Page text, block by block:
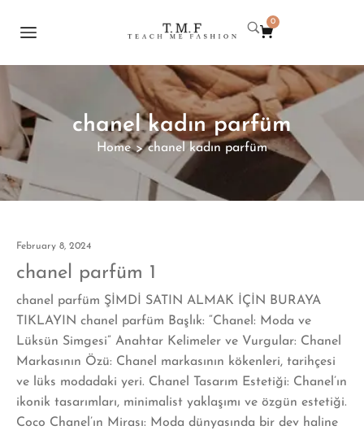
0
chanel kadın parfüm
Home > chanel kadın parfüm
February 8, 2024
chanel parfüm 1
chanel parfüm ŞİMDİ SATIN ALMAK İÇİN BURAYA
TIKLAYIN chanel parfüm Başlık: “Chanel: Moda ve
Lüksün Simgesi” Anahtar Kelimeler ve Vurgular: Chanel
Markasının Özü: Chanel markasının kökenleri, tarihçesi
ve lüks modadaki yeri. Chanel Tasarım Estetiği: Chanel’ın
ikonik tasarımları, minimalist yaklaşımı ve özgün estetiği.
Coco Chanel’ın Mirası: Moda dünyasında bir dev haline